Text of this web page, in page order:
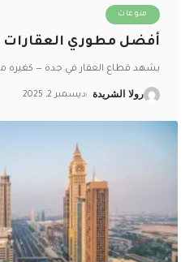
منوعات
أفضل مطوري العقارات
يشهد قطاع العقار في جدة — كغيره
رولا الشريدة ديسمبر 2, 2025